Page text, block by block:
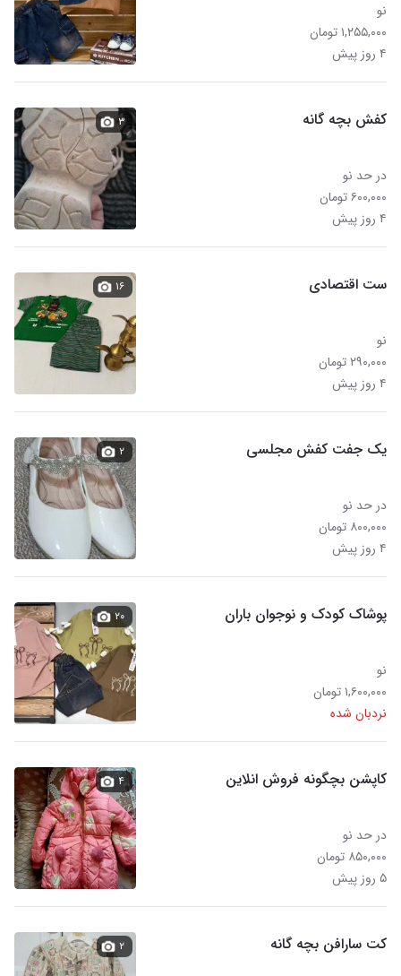
نو
۱,۲۵۵,۰۰۰ تومان
۴ روز پیش
کفش بچه گانه
در حد نو
۶۰۰,۰۰۰ تومان
۴ روز پیش
۳
ست اقتصادی
نو
۲۹۰,۰۰۰ تومان
۴ روز پیش
۱۶
یک جفت کفش مجلسی
در حد نو
۸۰۰,۰۰۰ تومان
۴ روز پیش
۲
پوشاک کودک و نوجوان باران
نو
۱,۶۰۰,۰۰۰ تومان
نردبان شده
۲۰
کاپشن بچگونه فروش انلاین
در حد نو
۸۵۰,۰۰۰ تومان
۵ روز پیش
۴
کت سارافن بچه گانه ۲